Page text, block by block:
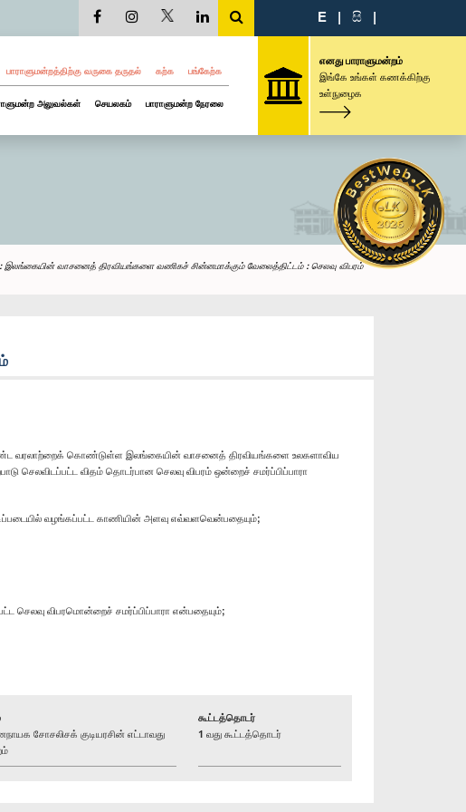
E | සි |
பாராளுமன்றத்திற்கு வருகை தருதல் கற்க பங்கேற்க
அலுவல்கள் செயலகம் பாராளுமன்ற நேரலை
எனது பாராளுமன்றம்
இங்கே உங்கள் கணக்கிற்கு
உள்நுழைக
இலங்கையின் வாசனைத் திரவியங்களை வணிகச் சின்னமாக்கும் வேலைத்திட்டம் : செலவு விபரம்
வரலாற்றைக் கொண்டுள்ள இலங்கையின் வாசனைத் திரவியங்களை உலகளாவிய
செலவிடப்பட்ட விதம் தொடர்பான செலவு விபரம் ஒன்றைச் சமர்ப்பிப்பாரா
வழங்கப்பட்ட காணியின் அளவு எவ்வளவென்பதையும்;
செலவு விபரமொன்றைச் சமர்ப்பிப்பாரா என்பதையும்;
சோசலிசக் குடியரசின் எட்டாவது
கூட்டத்தொடர்
1 வது கூட்டத்தொடர்